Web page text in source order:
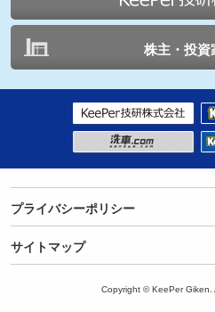
株主・投資
プライバシーポリシー
サイトマップ
Copyright © KeePer Giken.